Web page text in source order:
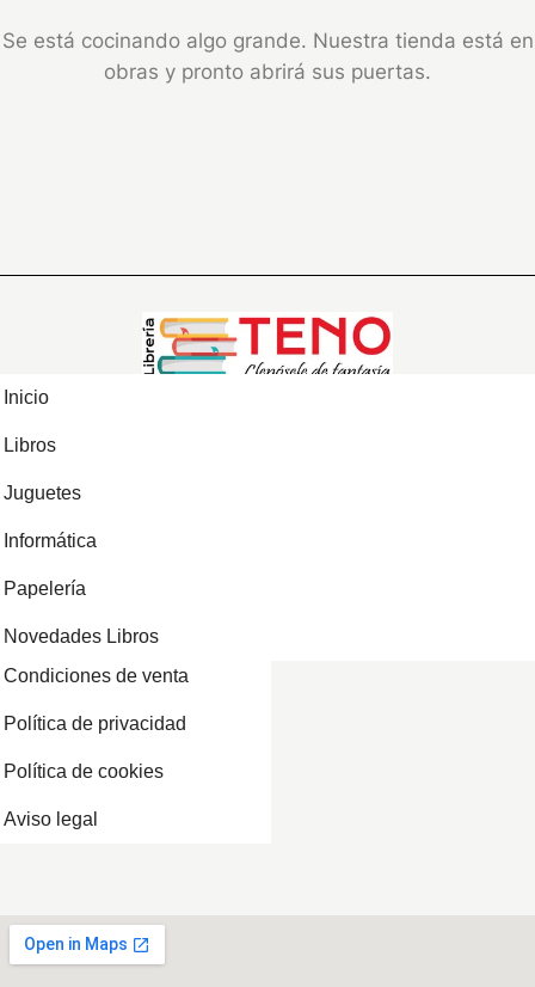
Se está cocinando algo grande. Nuestra tienda está en
obras y pronto abrirá sus puertas.
Inicio
Libros
Juguetes
Informática
Papelería
Novedades Libros
Condiciones de venta
Política de privacidad
Política de cookies
Aviso legal